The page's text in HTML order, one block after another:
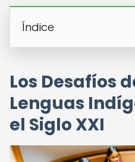
Índice
Los Desafíos
Lenguas
el Siglo XXI